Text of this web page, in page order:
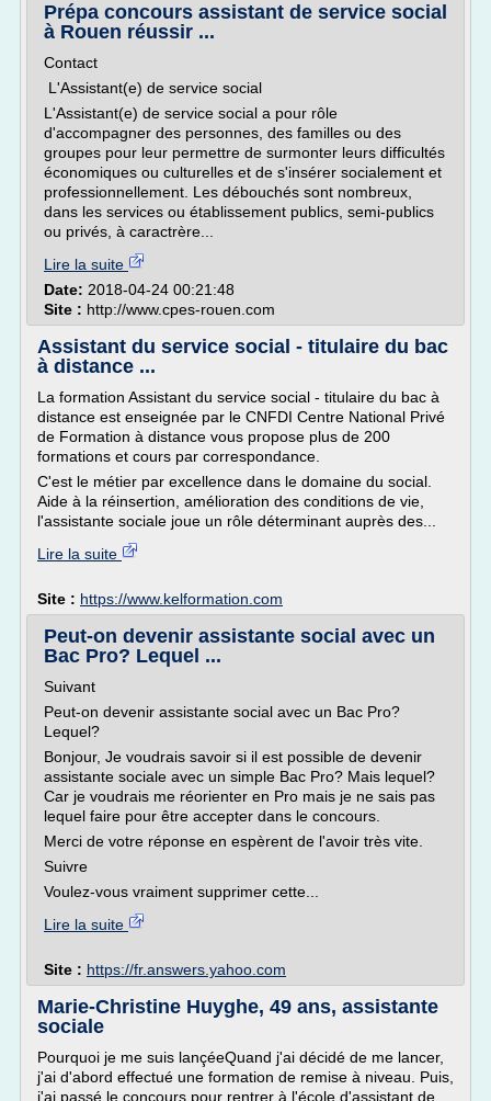
Prépa concours assistant de service social
à Rouen réussir ...
Contact
L'Assistant(e) de service social
L'Assistant(e) de service social a pour rôle
d'accompagner des personnes, des familles ou des
groupes pour leur permettre de surmonter leurs difficultés
économiques ou culturelles et de s'insérer socialement et
professionnellement. Les débouchés sont nombreux,
dans les services ou établissement publics, semi-publics
ou privés, à caractrère...
Lire la suite
Date: 2018-04-24 00:21:48
Site : http://www.cpes-rouen.com
Assistant du service social - titulaire du bac
à distance ...
La formation Assistant du service social - titulaire du bac à
distance est enseignée par le CNFDI Centre National Privé
de Formation à distance vous propose plus de 200
formations et cours par correspondance.
C'est le métier par excellence dans le domaine du social.
Aide à la réinsertion, amélioration des conditions de vie,
l'assistante sociale joue un rôle déterminant auprès des...
Lire la suite
Site : https://www.kelformation.com
Peut-on devenir assistante social avec un
Bac Pro? Lequel ...
Suivant
Peut-on devenir assistante social avec un Bac Pro?
Lequel?
Bonjour, Je voudrais savoir si il est possible de devenir
assistante sociale avec un simple Bac Pro? Mais lequel?
Car je voudrais me réorienter en Pro mais je ne sais pas
lequel faire pour être accepter dans le concours.
Merci de votre réponse en espèrent de l'avoir très vite.
Suivre
Voulez-vous vraiment supprimer cette...
Lire la suite
Site : https://fr.answers.yahoo.com
Marie-Christine Huyghe, 49 ans, assistante
sociale
Pourquoi je me suis lançéeQuand j'ai décidé de me lancer,
j'ai d'abord effectué une formation de remise à niveau. Puis,
j'ai passé le concours pour rentrer à l'école d'assistant de